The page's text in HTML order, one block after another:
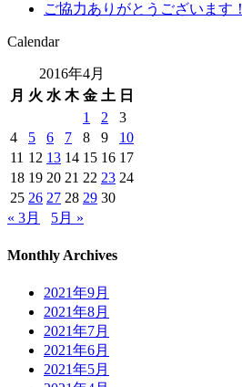
ご協力ありがとうございます！
Calendar
2016年4月
月 火 水 木 金 土 日
1
2
3
4
5 6 7 8 9
10
11 12 13 14 15 16 17
18 19 20 21 22 23 24
25 26 27 28 29 30
« 3月
5月 »
Monthly Archives
2021年9月
2021年8月
2021年7月
2021年6月
2021年5月